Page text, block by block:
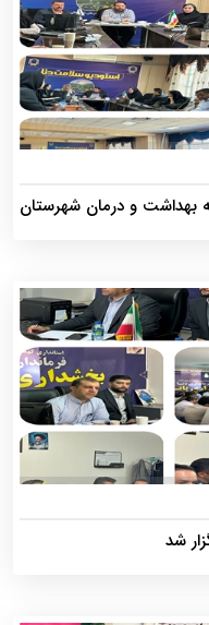
بهداشت و درمان شهرستان